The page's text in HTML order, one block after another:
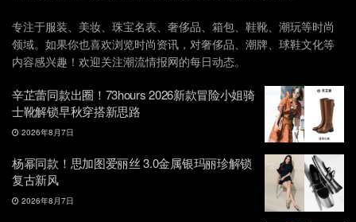
专注于服装、美妆、珠宝名表、奢侈品、箱包、鞋靴、潮玩等时尚
领域。如果你也喜欢浏览时尚资讯，对奢侈品、潮牌、球鞋文化等
内容感兴趣！欢迎关注潮流情报网的每日动态。
辛芷蕾同款出圈！73hours 2026新款冒险小姐骑
士靴解锁早秋穿搭新思路
2026年8月7日
杨幂同款！思加图爱丽丝 3.0金属银玛丽珍解锁
复古新风
2026年8月7日